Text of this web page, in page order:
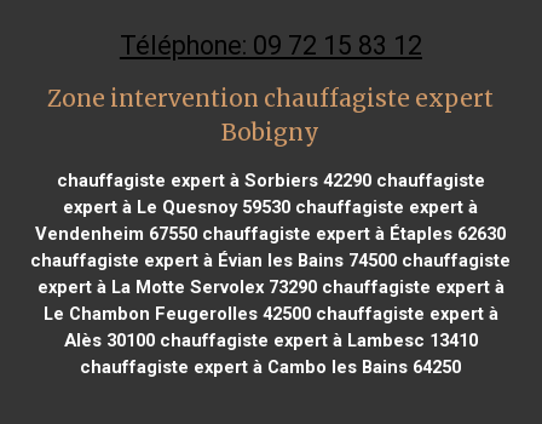
Téléphone: 09 72 15 83 12
Zone intervention chauffagiste expert
Bobigny
chauffagiste expert à Sorbiers 42290chauffagiste
expert à Le Quesnoy 59530 chauffagiste expert à
Vendenheim 67550 chauffagiste expert à Étaples 62630
chauffagiste expert à Évian les Bains 74500 chauffagiste
expert à La Motte Servolex 73290chauffagiste expert à
Le Chambon Feugerolles 42500chauffagiste expert à
Alès 30100chauffagiste expert à Lambesc 13410
chauffagiste expert à Cambo les Bains 64250